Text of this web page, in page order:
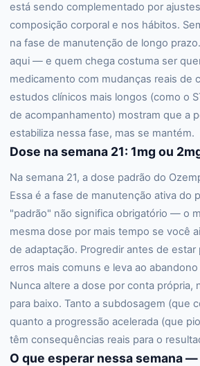
está sendo complementado por
composição corporal e nos hábitos.
na fase de manutenção de longo
aqui — e quem chega costuma ser
medicamento com mudanças reais de
estudos clínicos mais longos (como o
de acompanhamento) mostram que a
estabiliza nessa fase, mas se mantém.
Dose na semana 21: 1mg ou
Na semana 21, a dose padrão do
Essa é a fase de manutenção ativa do
"padrão" não significa obrigatório — o
mesma dose por mais tempo se você
de adaptação. Progredir antes de
erros mais comuns e leva ao
Nunca altere a dose por conta própria,
para baixo. Tanto a subdosagem (que
quanto a progressão acelerada (que
têm consequências reais para o
O que esperar nessa semana